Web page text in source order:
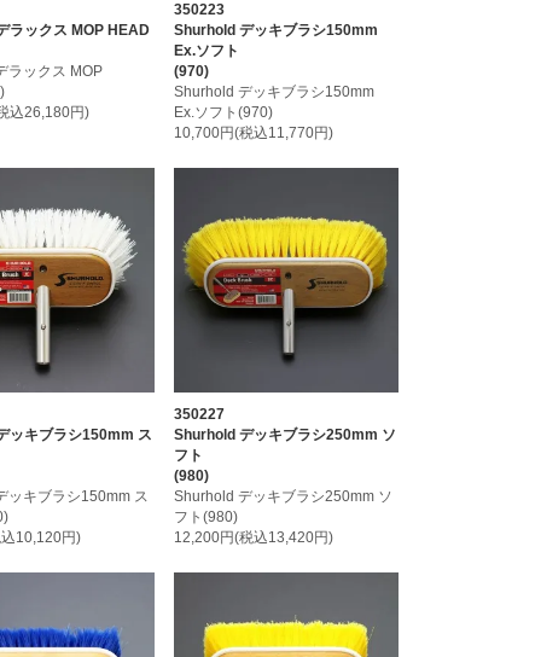
ラックス MOP HEAD
ラックス MOP
込26,180円)
350223
Shurhold デッキブラシ150mm
Ex.ソフト
(970)
Shurhold デッキブラシ150mm
Ex.ソフト(970)
10,700円(税込11,770円)
ッキブラシ150mm ス
ッキブラシ150mm ス
10,120円)
350227
Shurhold デッキブラシ250mm ソ
フト
(980)
Shurhold デッキブラシ250mm ソ
フト(980)
12,200円(税込13,420円)